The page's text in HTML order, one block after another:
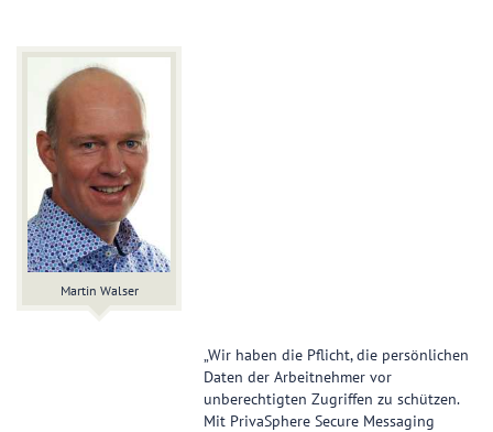
Martin Walser
„Wir haben die Pflicht, die persönlichen
Daten der Arbeitnehmer vor
unberechtigten Zugriffen zu schützen.
Mit PrivaSphere Secure Messaging